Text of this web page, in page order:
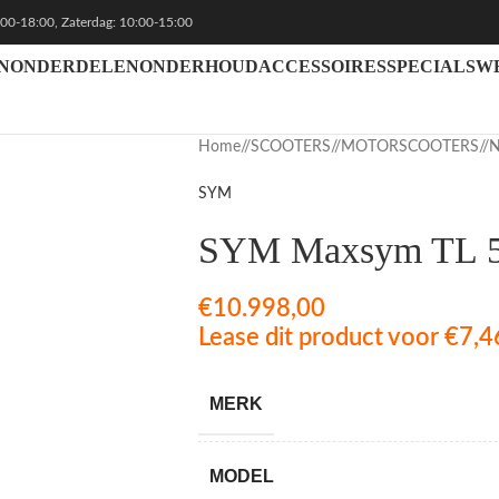
18:00, Zaterdag: 10:00-15:00
ONDERDELENONDERHOUDACCESSOIRESSPECIALS
Home/ SCOOTERS/ MOTORSCOOTERS/
SYM
SYM Maxsym TL
€10.998,00
Lease dit product voor €
MERK
MODEL